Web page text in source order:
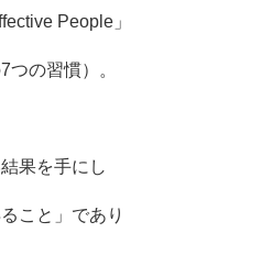
People」
つの習慣）。
果を手にし
こと」であり